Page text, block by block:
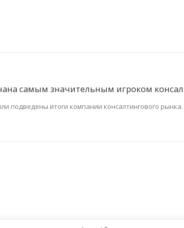
самым значительным игроком
подведены итоги компании консалтингового